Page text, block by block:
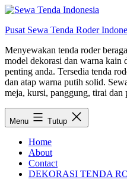
Lewati
konten
Pusat Sewa Tenda Roder
Menyewakan tenda roder
model dekorasi dan warna kain
penting anda. Tersedia tenda
dan atap warna putih solid.
meja, kursi, panggung, tirai dan
Menu Tutup
Home
About
Contact
DEKORASI TENDA